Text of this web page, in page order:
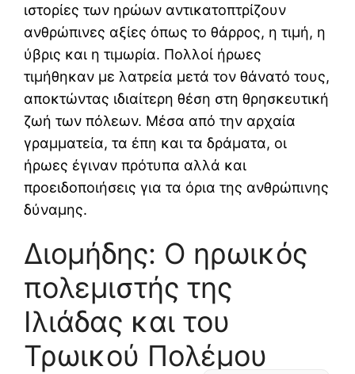
ιστορίες των ηρώων αντικατοπτρίζουν
ανθρώπινες αξίες όπως το θάρρος, η τιμή, η
ύβρις και η τιμωρία. Πολλοί ήρωες
τιμήθηκαν με λατρεία μετά τον θάνατό τους,
αποκτώντας ιδιαίτερη θέση στη θρησκευτική
ζωή των πόλεων. Μέσα από την αρχαία
γραμματεία, τα έπη και τα δράματα, οι
ήρωες έγιναν πρότυπα αλλά και
προειδοποιήσεις για τα όρια της ανθρώπινης
δύναμης.
Διομήδης: Ο ηρωικός
πολεμιστής της
Ιλιάδας και του
Τρωικού Πολέμου